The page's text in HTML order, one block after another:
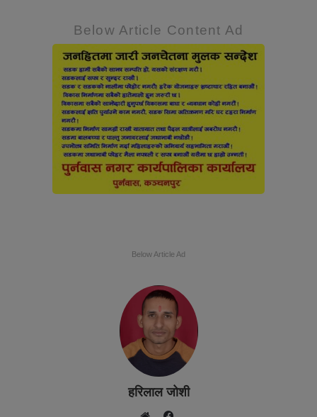
Below Article Content Ad
Below Article Ad
हरिलाल जोशी